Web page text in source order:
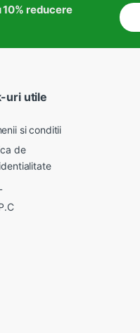
10% reducere
uri utile
si conditii
de